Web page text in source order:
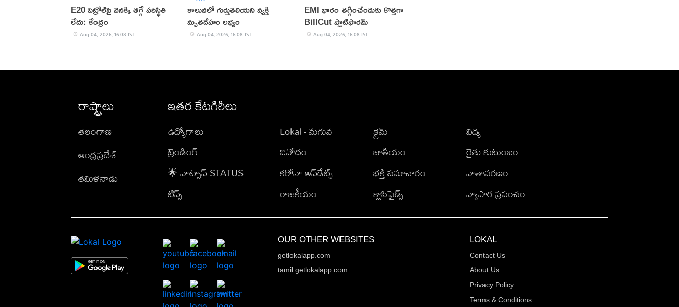
E20 పెట్రోల్‌పై వెనక్కి తగ్గే పరిస్థితి
లేదు: కేంద్రం
Aug 04, 2026, 16:08 IST
కాలువలో గుర్తుతెలియని వ్యక్తి
మృతదేహం లభ్యం
Aug 04, 2026, 16:08 IST
EMI భారం తగ్గించేందుకు కొత్తగా
BillCut ప్లాట్‌ఫారమ్
Aug 04, 2026, 16:08 IST
రాష్ట్రాలు
తెలంగాణ
ఆంధ్రప్రదేశ్
తమిళనాడు
ఇతర కేటగిరీలు
ఉద్యోగాలు
ట్రెండింగ్
🌟 వాట్సాప్ STATUS
టిప్స్
Lokal - మగువ
వినోదం
కరోనా అప్‌డేట్స్
రాజకీయం
క్రైమ్
జాతీయం
భక్తి సమాచారం
క్లాసిఫైడ్స్
విద్య
రైతు కుటుంబం
వాతావరణం
వ్యాపార ప్రపంచం
OUR OTHER WEBSITES
getlokalapp.com
tamil.getlokalapp.com
LOKAL
Contact Us
About Us
Privacy Policy
Terms & Conditions